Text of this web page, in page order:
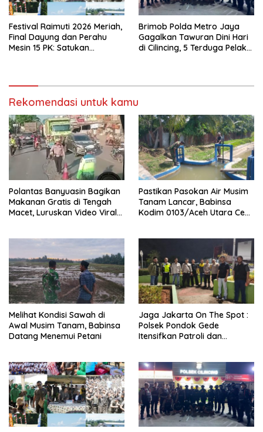
Festival Raimuti 2026 Meriah,
Final Dayung dan Perahu
Mesin 15 PK: Satukan
Brimob Polda Metro Jaya
Gagalkan Tawuran Dini Hari
di Cilincing, 5 Terduga Pelaku
Rekomendasi untuk kamu
Polantas Banyuasin Bagikan
Makanan Gratis di Tengah
Macet, Luruskan Video Viral
Pastikan Pasokan Air Musim
Tanam Lancar, Babinsa
Kodim 0103/Aceh Utara Cek
Melihat Kondisi Sawah di
Awal Musim Tanam, Babinsa
Datang Menemui Petani
Jaga Jakarta On The Spot :
Polsek Pondok Gede
Itensifkan Patroli dan
Aman